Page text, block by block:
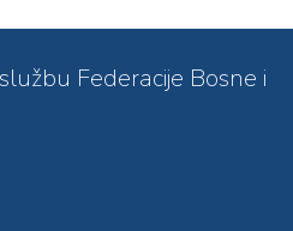
Federacije Bosne i